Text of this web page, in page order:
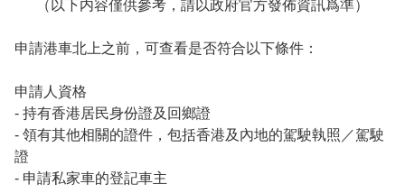
（以下内容僅供參考，請以政府官方發佈資訊爲準）
申請港車北上之前，可查看是否符合以下條件：
申請人資格
- 持有香港居民身份證及回鄉證
- 領有其他相關的證件，包括香港及內地的駕駛執照／駕駛
證
- 申請私家車的登記車主